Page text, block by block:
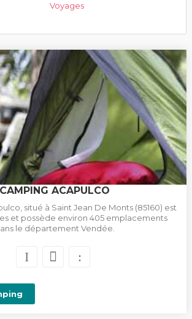
Voyages
CAMPING ACAPULCO
situé à Saint Jean De Monts (85160) est
et possède environ 405 emplacements
le département Vendée.